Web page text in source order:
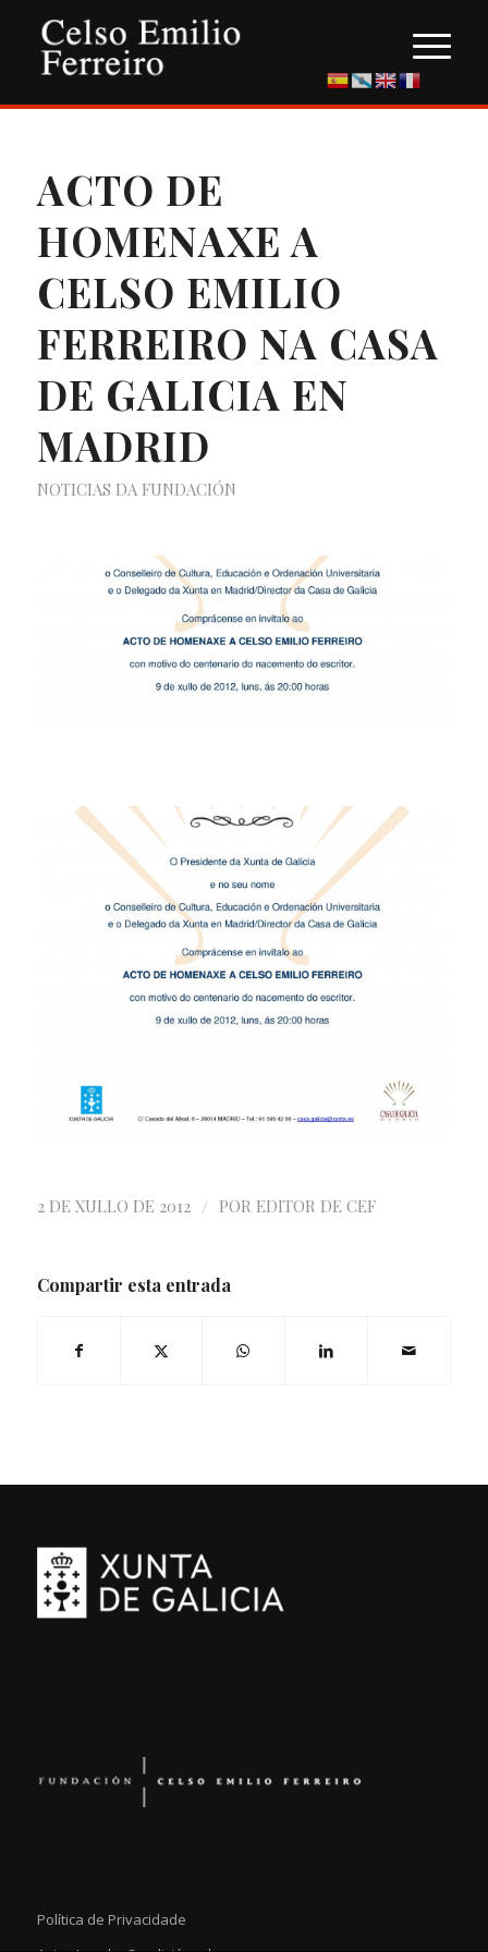
ACTO DE
HOMENAXE A
CELSO EMILIO
FERREIRO NA CASA
DE GALICIA EN
MADRID
NOTICIAS DA FUNDACIÓN
2 DE XULLO DE 2012 / POR EDITOR DE CEF
Compartir esta entrada
Política de Privacidade